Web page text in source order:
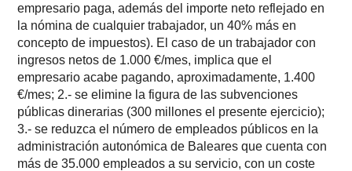
empresario paga, además del importe neto reflejado en
la nómina de cualquier trabajador, un 40% más en
concepto de impuestos). El caso de un trabajador con
ingresos netos de 1.000 €/mes, implica que el
empresario acabe pagando, aproximadamente, 1.400
€/mes; 2.- se elimine la figura de las subvenciones
públicas dinerarias (300 millones el presente ejercicio);
3.- se reduzca el número de empleados públicos en la
administración autonómica de Baleares que cuenta con
más de 35.000 empleados a su servicio, con un coste